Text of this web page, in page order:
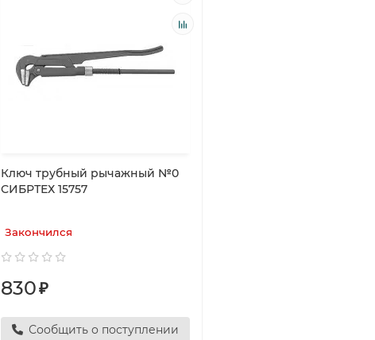
Ключ трубный рычажный №0
СИБРТЕХ 15757
Закончился
830₽
Сообщить о поступлении